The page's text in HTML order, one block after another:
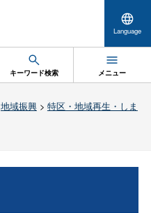
Language
キーワード検索 メニュー
地域振興> 特区・地域再生・しま